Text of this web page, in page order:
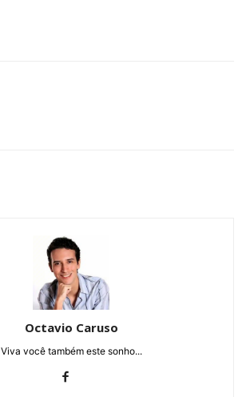
Octavio Caruso
Viva você também este sonho...